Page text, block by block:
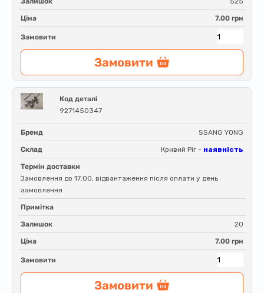
Ціна 7.00 грн
Замовити
Замовити
Код деталі
9271450347
Бренд SSANG YONG
Склад Кривий Ріг - наявність
Термін доставки
Замовлення до 17:00, відвантаження після оплати у день
замовлення
Примітка
Залишок 20
Ціна 7.00 грн
Замовити
Замовити